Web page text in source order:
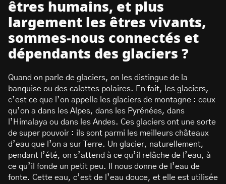
êtres humains, et plus
largement les êtres vivants,
sommes-nous connectés et
dépendants des glaciers ?
Quand on parle de glaciers, on les distingue de la
banquise ou des calottes polaires. En fait, les glaciers,
c’est ce que l’on appelle les glaciers de montagne : ceux
qu’on a dans les Alpes, dans les Pyrénées, dans
l’Himalaya ou dans les Andes. Ces glaciers ont une sorte
de super pouvoir : ils sont parmi les meilleurs châteaux
d’eau que l’on a sur Terre. Un glacier, naturellement,
pendant l’été, on s’attend à ce qu’il relâche de l’eau, à
ce qu’il fonde un petit peu. Il nous donne de l’eau de
fonte. Cette eau, c’est de l’eau douce, et elle est utilisée